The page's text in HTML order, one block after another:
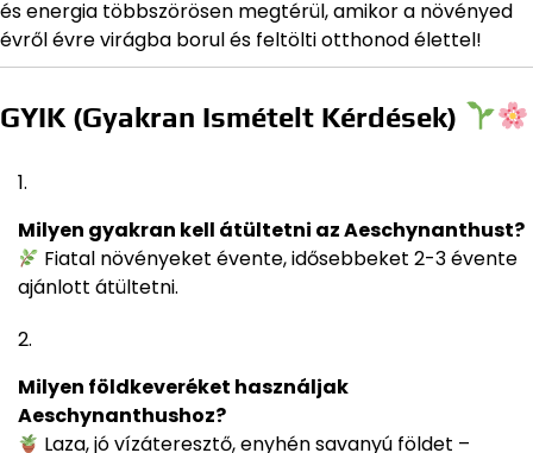
és energia többszörösen megtérül, amikor a növényed
évről évre virágba borul és feltölti otthonod élettel!
GYIK (Gyakran Ismételt Kérdések)
Milyen gyakran kell átültetni az Aeschynanthust?
Fiatal növényeket évente, idősebbeket 2-3 évente
ajánlott átültetni.
Milyen földkeveréket használjak
Aeschynanthushoz?
Laza, jó vízáteresztő, enyhén savanyú földet –